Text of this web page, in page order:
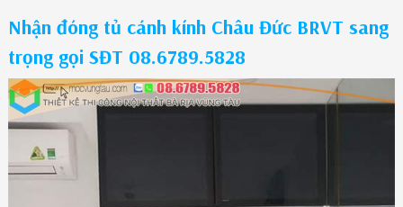
Nhận đóng tủ cánh kính Châu Đức BRVT sang
trọng gọi SĐT 08.6789.5828